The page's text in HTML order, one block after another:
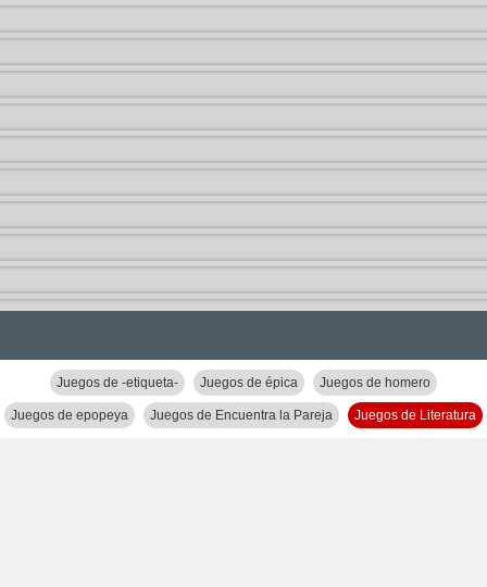
Juegos de -etiqueta- Juegos de épica Juegos de homero
Juegos de epopeya Juegos de Encuentra la Pareja Juegos de Literatura